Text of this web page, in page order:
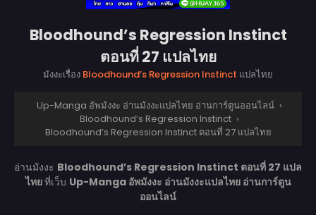
Bloodhound’s Regression Instinct
ตอนที่ 27 แปลไทย
มังงะเรื่อง Bloodhound’s Regression Instinct แปลไทย
Up-Manga อัพมังงะ อ่านมังงะแปลไทย อ่านการ์ตูนออนไลน์ ›
Bloodhound’s Regression Instinct ›
Bloodhound’s Regression Instinct ตอนที่ 27 แปลไทย
อ่านมังงะ Bloodhound’s Regression Instinct ตอนที่ 27 แปล
ไทยที่เว็บ Up-Manga อัพมังงะ อ่านมังงะแปลไทย อ่านการ์ตูน
ออนไลน์